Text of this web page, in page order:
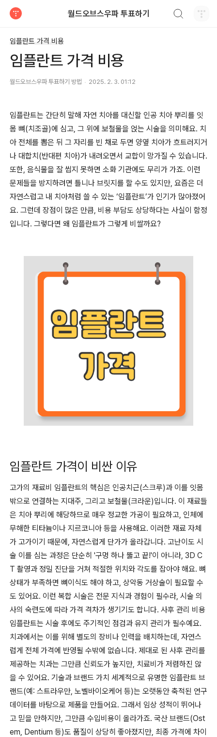
월드오브스우파 투표하기
임플란트 가격 비용
임플란트 가격 비용
월드오브스우파 투표하기 방법 2025. 2. 3. 01:12
임플란트는 간단히 말해 자연 치아를 대신할 인공 치아 뿌리를 잇
몸 뼈(치조골)에 심고, 그 위에 보철물을 얹는 시술을 의미해요. 치
아 전체를 뽑은 뒤 그 자리를 빈 채로 두면 양옆 치아가 흐트러지거
나 대합치(반대편 치아)가 내려오면서 교합이 망가질 수 있습니다.
또한, 음식물을 잘 씹지 못하면 소화 기관에도 무리가 가죠. 이런
문제들을 방지하려면 틀니나 브릿지를 할 수도 있지만, 요즘은 더
자연스럽고 내 치아처럼 쓸 수 있는 ‘임플란트’가 인기가 많아졌어
요. 그런데 장점이 많은 만큼, 비용 부담도 상당하다는 사실이 함정
입니다. 그렇다면 왜 임플란트가 그렇게 비쌀까요?
임플란트 가격이 비싼 이유
고가의 재료비 임플란트의 핵심은 인공치근(스크루)과 이를 잇몸
밖으로 연결하는 지대주, 그리고 보철물(크라운)입니다. 이 재료들
은 치아 뿌리에 해당하므로 매우 정교한 가공이 필요하고, 인체에
무해한 티타늄이나 지르코니아 등을 사용해요. 이러한 재료 자체
가 고가이기 때문에, 자연스럽게 단가가 올라갑니다. 고난이도 시
술 이를 심는 과정은 단순히 '구멍 하나 뚫고 끝!'이 아니라, 3D C
T 촬영과 정밀 진단을 거쳐 적절한 위치와 각도를 잡아야 해요. 뼈
상태가 부족하면 뼈이식도 해야 하고, 상악동 거상술이 필요할 수
도 있어요. 이런 복합 시술은 전문 지식과 경험이 필수라, 시술 의
사의 숙련도에 따라 가격 격차가 생기기도 합니다. 사후 관리 비용
임플란트는 시술 후에도 주기적인 점검과 유지 관리가 필수예요.
치과에서는 이를 위해 별도의 장비나 인력을 배치하는데, 자연스
럽게 전체 가격에 반영될 수밖에 없습니다. 제대로 된 사후 관리를
제공하는 치과는 그만큼 신뢰도가 높지만, 치료비가 저렴하진 않
을 수 있어요. 기술과 브랜드 가치 세계적으로 유명한 임플란트 브
랜드(예: 스트라우만, 노벨바이오케어 등)는 오랫동안 축적된 연구
데이터를 바탕으로 제품을 만들어요. 그래서 임상 성적이 뛰어나
고 믿을 만하지만, 그만큼 수입비용이 올라가죠. 국산 브랜드(Ost
em, Dentium 등)도 품질이 상당히 좋아졌지만, 최종 가격에 차이